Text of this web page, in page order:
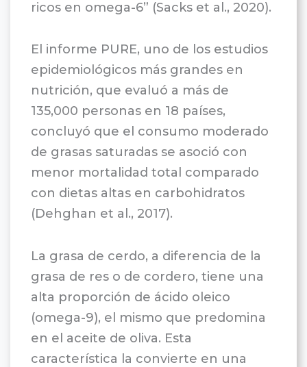
ricos en omega-6” (Sacks et al., 2020).
El informe PURE, uno de los estudios
epidemiológicos más grandes en
nutrición, que evaluó a más de
135,000 personas en 18 países,
concluyó que el consumo moderado
de grasas saturadas se asoció con
menor mortalidad total comparado
con dietas altas en carbohidratos
(Dehghan et al., 2017).
La grasa de cerdo, a diferencia de la
grasa de res o de cordero, tiene una
alta proporción de ácido oleico
(omega-9), el mismo que predomina
en el aceite de oliva. Esta
característica la convierte en una